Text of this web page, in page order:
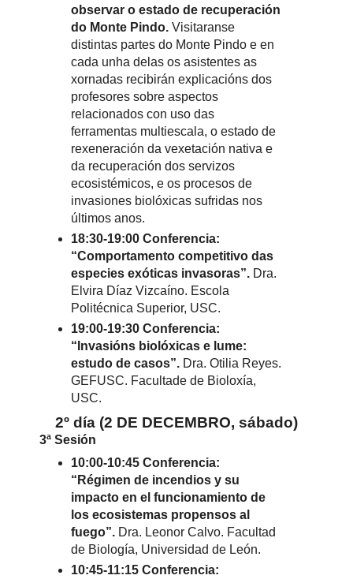
observar o estado de recuperación
do Monte Pindo.Visitaranse
distintas partes do Monte Pindo e en
cada unha delas os asistentes as
xornadas recibirán explicacións dos
profesores sobre aspectos
relacionados con uso das
ferramentas multiescala, o estado de
rexeneración da vexetación nativa e
da recuperación dos servizos
ecosistémicos, e os procesos de
invasiones biolóxicas sufridas nos
últimos anos.
18:30-19:00 Conferencia:
“Comportamento competitivo das
especies exóticas invasoras”. Dra.
Elvira Díaz Vizcaíno. Escola
Politécnica Superior, USC.
19:00-19:30 Conferencia:
“Invasións biolóxicas e lume:
estudo de casos”. Dra. Otilia Reyes.
GEFUSC. Facultade de Bioloxía,
USC.
2º día (2 DE DECEMBRO, sábado)
3ª Sesión
10:00-10:45 Conferencia:
“Régimen de incendios y su
impacto en el funcionamiento de
los ecosistemas propensos al
fuego”. Dra. Leonor Calvo. Facultad
de Biología, Universidad de León.
10:45-11:15 Conferencia: